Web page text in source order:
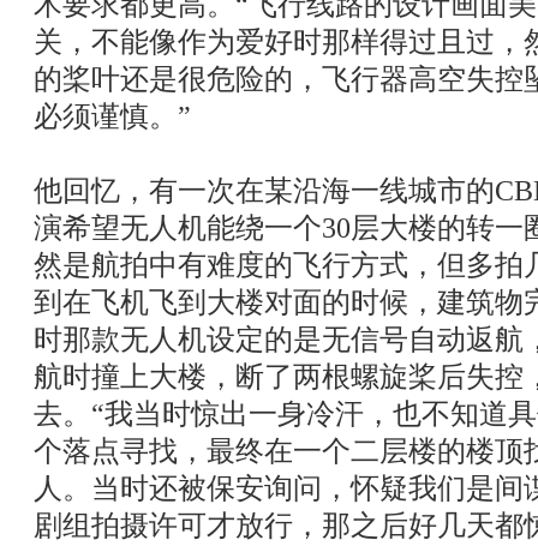
关，不能像作为爱好时那样得过且过，
的桨叶还是很危险的，飞行器高空失控
必须谨慎。”
他回忆，有一次在某沿海一线城市的
演希望无人机能绕一个30层大楼的转一
然是航拍中有难度的飞行方式，但多拍
到在飞机飞到大楼对面的时候，建筑物
时那款无人机设定的是无信号自动返航
航时撞上大楼，断了两根螺旋桨后失控
去。“我当时惊出一身冷汗，也不知道
个落点寻找，最终在一个二层楼的楼顶
人。当时还被保安询问，怀疑我们是
剧组拍摄许可才放行，那之后好几天都